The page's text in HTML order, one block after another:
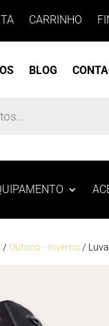
CARRINHO
BLOG
/ Outono - Inverno /